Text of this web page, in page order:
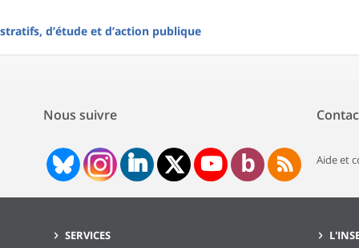
d’étude et d’action publique
Nous suivre
Aide et
SERVICES